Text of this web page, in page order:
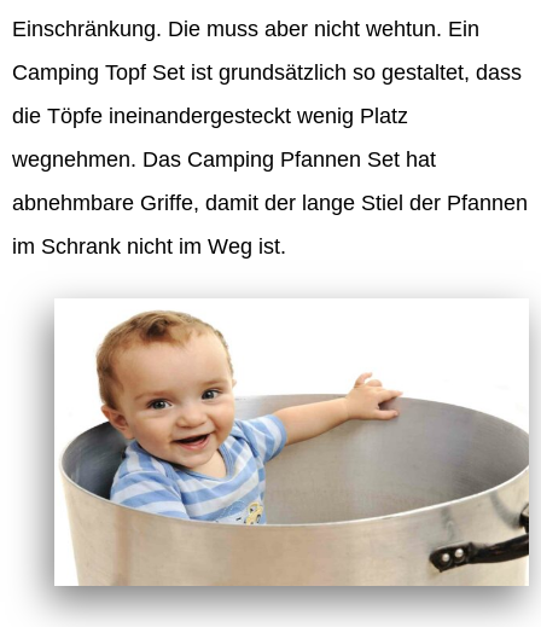
Einschränkung. Die muss aber nicht wehtun. Ein
Camping Topf Set ist grundsätzlich so gestaltet, dass
die Töpfe ineinandergesteckt wenig Platz
wegnehmen. Das Camping Pfannen Set hat
abnehmbare Griffe, damit der lange Stiel der Pfannen
im Schrank nicht im Weg ist.